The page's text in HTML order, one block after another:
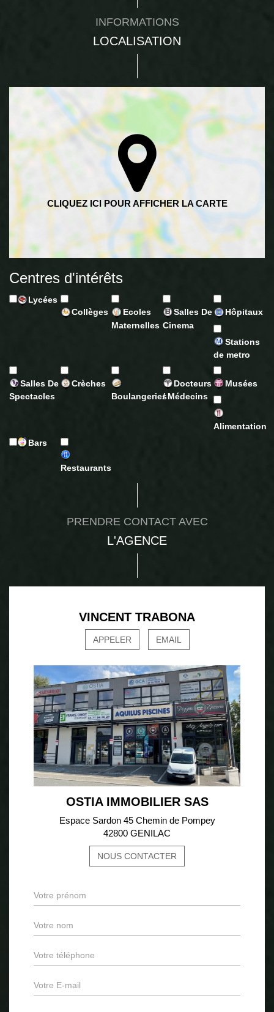
INFORMATIONS
LOCALISATION
Centres d'intérêts
Lycées
Collèges
Ecoles
Maternelles
Salles De
Cinema
Hôpitaux
Stations
de metro
Salles De
Spectacles
Crèches
Boulangeries
Docteurs
/ Médecins
Musées
Alimentation
Bars
Restaurants
PRENDRE CONTACT AVEC
L'AGENCE
VINCENT TRABONA
APPELER EMAIL
OSTIA IMMOBILIER SAS
Espace Sardon 45 Chemin de Pompey
42800 GENILAC
NOUS CONTACTER